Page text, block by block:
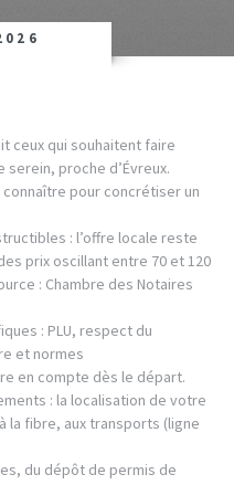
ceux qui souhaitent faire
proche d’Évreux.
pour concrétiser un
: l’offre locale reste
prix oscillant entre 70 et 120
: Chambre des Notaires
: PLU, respect du
et normes
en compte dès le départ.
: la localisation de votre
la fibre, aux transports (ligne
du dépôt de permis de